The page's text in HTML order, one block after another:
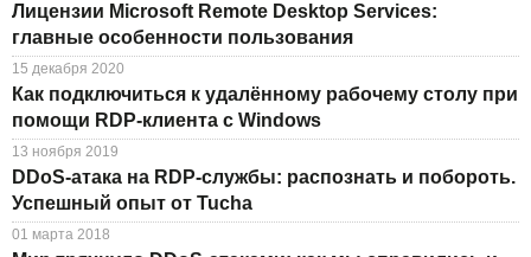
Лицензии Microsoft Remote Desktop Services:
главные особенности пользования
15 декабря 2020
Как подключиться к удалённому рабочему столу при
помощи RDP-клиента с Windows
13 ноября 2019
DDoS-атака на RDP-службы: распознать и побороть.
Успешный опыт от Tucha
01 марта 2018